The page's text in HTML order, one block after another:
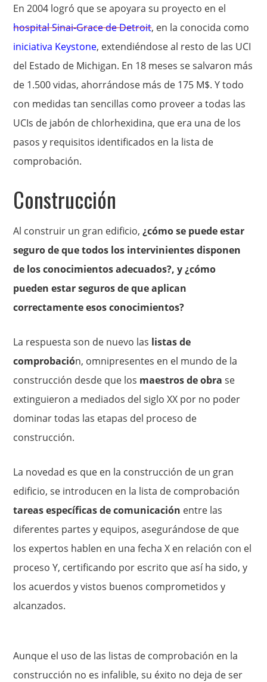
En 2004 logró que se apoyara su proyecto en el
hospital Sinai-Grace de Detroit, en la conocida como
iniciativa Keystone, extendiéndose al resto de las UCI
del Estado de Michigan. En 18 meses se salvaron más
de 1.500 vidas, ahorrándose más de 175 M$. Y todo
con medidas tan sencillas como proveer a todas las
UCIs de jabón de chlorhexidina, que era una de los
pasos y requisitos identificados en la lista de
comprobación.
Construcción
Al construir un gran edificio, ¿cómo se puede estar
seguro de que todos los intervinientes disponen
de los conocimientos adecuados?, y ¿cómo
pueden estar seguros de que aplican
correctamente esos conocimientos?
La respuesta son de nuevo las listas de
comprobación, omnipresentes en el mundo de la
construcción desde que los maestros de obra se
extinguieron a mediados del siglo XX por no poder
dominar todas las etapas del proceso de
construcción.
La novedad es que en la construcción de un gran
edificio, se introducen en la lista de comprobación
tareas específicas de comunicación entre las
diferentes partes y equipos, asegurándose de que
los expertos hablen en una fecha X en relación con el
proceso Y, certificando por escrito que así ha sido, y
los acuerdos y vistos buenos comprometidos y
alcanzados.
Aunque el uso de las listas de comprobación en la
construcción no es infalible, su éxito no deja de ser